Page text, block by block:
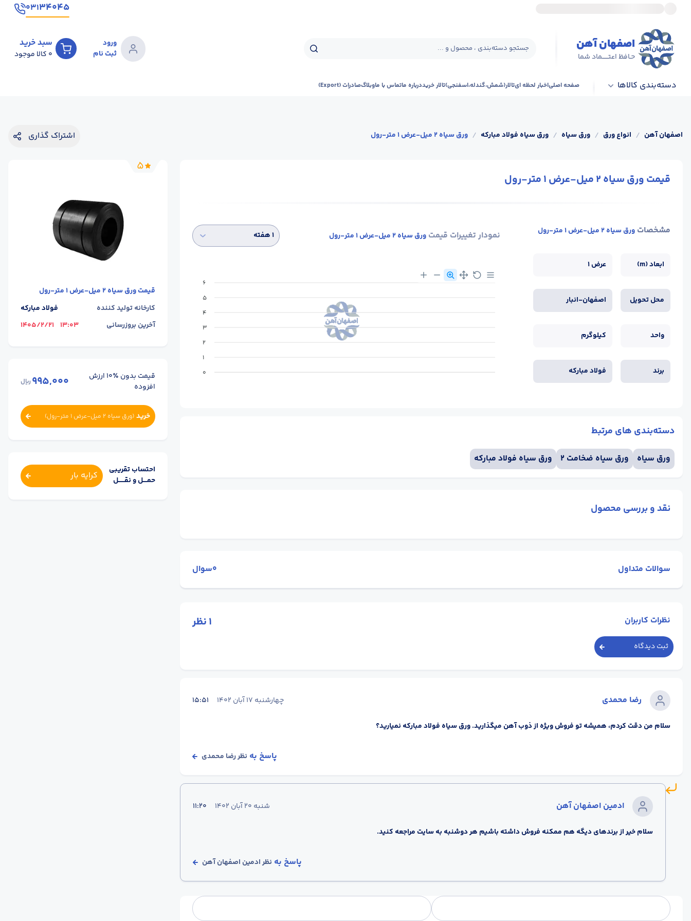
۳۴۰۴۵۰۳۱
اصفهان آهن
حـافظ اعتــــــماد شما
جستجو دسته‌بندی ، محصول و ...
ورود
ثبت نام
سبد خرید
0 کالا موجود
دسته‌بندی کالاها صفحه اصلیاخبار لحظه ایتالار(شمش،گندله،اسفنجی)تالار خریددرباره ماتماس با ماوبلاگصادرات (Export)
اصفهان آهن / انواع ورق / ورق سیاه / ورق سیاه فولاد مبارکه / ورق سیاه 2 میل-عرض 1 متر-رول اشتراک گذاری
قیمت ورق سیاه 2 میل-عرض 1 متر-رول
مشخصات ورق سیاه 2 میل-عرض 1 متر-رول
ابعاد (m) عرض 1
محل تحویل اصفهان-انبار
واحد کیلوگرم
برند فولاد مبارکه
نمودار تغییرات قیمت ورق سیاه 2 میل-عرض 1 متر-رول ۱ هفته
6
5
4
3
2
1
0
دسته‌بندی های مرتبط
ورق سیاه ورق سیاه ضخامت 2 ورق سیاه فولاد مبارکه
نقد و بررسی محصول
سوالات متداول 0سوال
نظرات کاربران 1نظر
ثبت دیدگاه
رضا محمدی چهارشنبه 17 آبان 1402 15:51
سلام من دقت کردم، همیشه تو فروش ویژه از ذوب آهن میگذارید. ورق سیاه فولاد مبارکه نمیارید؟
پاسخ به نظررضا محمدی
ادمین اصفهان آهن شنبه 20 آبان 1402 11:20
سلام خیر از برندهای دیگه هم ممکنه فروش داشته باشیم هر دوشنبه به سایت مراجعه کنید.
پاسخ به نظرادمین اصفهان آهن
5
قیمتورق سیاه 2 میل-عرض 1 متر-رول
کارخانه تولید کننده
فولاد مبارکه
آخرین بروزرسانی
13:03
1405/2/21
قیمت بدون ٪۱۰ ارزش
افزوده
995,000ریال
خرید (ورق سیاه 2 میل-عرض 1 متر-رول )
احتساب تقریبی
حمــــل و نقــــــل
کرایه بار